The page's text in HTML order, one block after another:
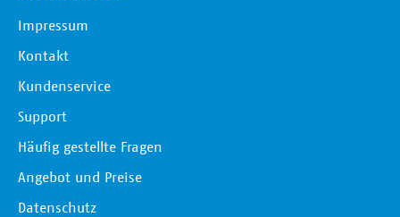
Impressum
Kontakt
Kundenservice
Support
Häufig gestellte Fragen
Angebot und Preise
Datenschutz